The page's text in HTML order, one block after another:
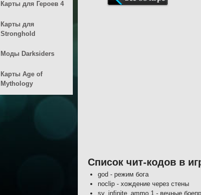
Список чит-кодов в
god - режим бога
noclip - хождение через стены
sv_infinite_ammo 1 - вечные
Карты для Героев 4
Карты для
Stronghold
Моды Darksiders
Карты Age of
Mythology